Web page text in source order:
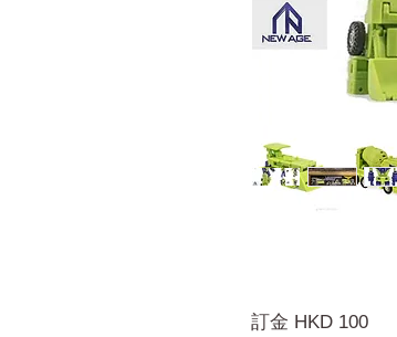
訂金 HKD 100